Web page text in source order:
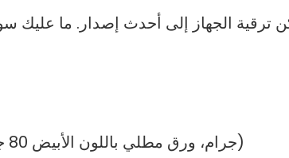
ترقية الجهاز إلى أحدث إصدار. ما عليك
10. معايرة سهلة، فقط عد 3 أنواع من الورق الأبيض (ورق A4 80 جرام، ورق مطلي باللون الأبيض 80 جرام و120 جرام)